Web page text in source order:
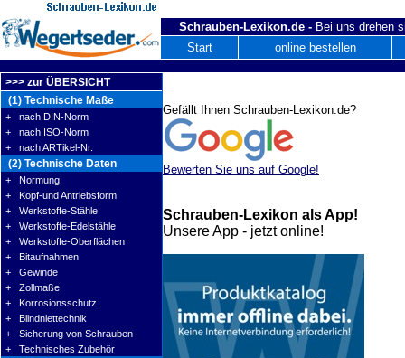
Schrauben-Lexikon.de - Bei uns drehen
Start
online bestellen
>>> zur ÜBERSICHT
(1) Technische Maße
+ nach DIN-Norm
+ nach ISO-Norm
+ nach ARTikel-Nr.
(2) Technische Daten
+ Normung
+ Kopf-und Antriebsform
+ Werkstoffe-Stähle
+ Werkstoffe-Edelstähle
+ Werkstoffe-Oberflächen
+ Bitaufnahmen
+ Gewinde
+ Zollmaße
+ Korrosionsschutz
+ Blindniettechnik
+ Sicherung von Schrauben
+ Technisches Zubehör
Gefällt Ihnen Schrauben-Lexikon.de?
Bewerten Sie uns auf Google!
Schrauben-Lexikon als App!
Unsere App - jetzt online!